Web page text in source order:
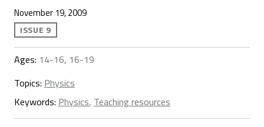
November 19, 2009
ISSUE 9
Ages: 14-16, 16-19
Topics: Physics
Keywords: Physics, Teaching resources